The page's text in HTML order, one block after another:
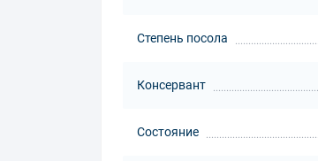
Степень посола
Консервант
Состояние